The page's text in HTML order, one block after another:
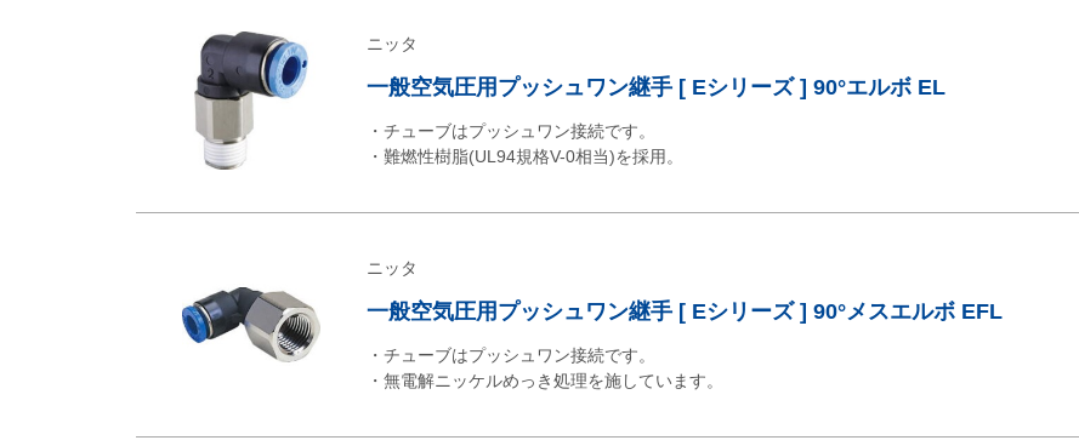
ニッタ
一般空気圧用プッシュワン継手 [ Eシリーズ ] 90°エルボ EL
・チューブはプッシュワン接続です。
・難燃性樹脂(UL94規格V-0相当)を採用。
ニッタ
一般空気圧用プッシュワン継手 [ Eシリーズ ] 90°メスエルボ EFL
・チューブはプッシュワン接続です。
・無電解ニッケルめっき処理を施しています。